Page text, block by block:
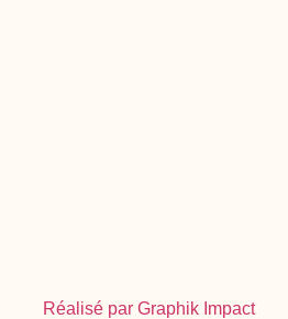
Réalisé par Graphik Impact